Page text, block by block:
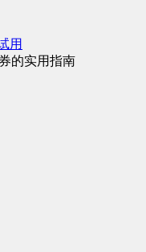
用
的实用指南